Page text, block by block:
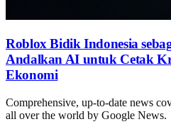
Roblox Bidik Indonesia
Andalkan AI untuk Cetak
Ekonomi
Comprehensive, up-to-date news
all over the world by Google News.